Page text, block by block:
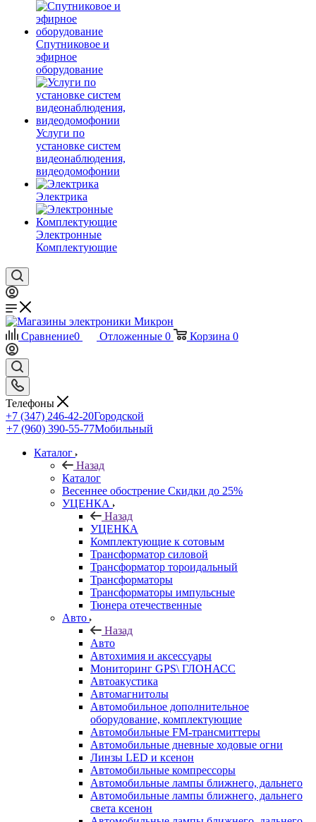
Спутниковое и
эфирное
оборудование
Услуги по
установке систем
видеонаблюдения,
видеодомофонии
Электрика
Электронные
Комплектующие
Сравнение0 Отложенные 0 Корзина 0
Телефоны
+7 (347) 246-42-20Городской
+7 (960) 390-55-77Мобильный
Каталог
Назад
Каталог
Весеннее обострение Скидки до 25%
УЦЕНКА
Назад
УЦЕНКА
Комплектующие к сотовым
Трансформатор силовой
Трансформатор тороидальный
Трансформаторы
Трансформаторы импульсные
Тюнера отечественные
Авто
Назад
Авто
Автохимия и аксессуары
Мониторинг GPS\ ГЛОНАСС
Автоакустика
Автомагнитолы
Автомобильное дополнительное
оборудование, комплектующие
Автомобильные FM-трансмиттеры
Автомобильные дневные ходовые огни
Линзы LED и ксенон
Автомобильные компрессоры
Автомобильные лампы ближнего, дальнего
Автомобильные лампы ближнего, дальнего
света ксенон